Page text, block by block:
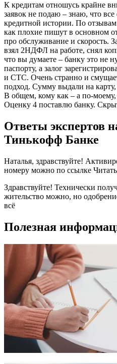
К кредитам отношусь крайне
заявок не подаю – знаю, что
кредитной истории. По
как плохие пишут в основном
про обслуживание и скорость.
взял 2НДФЛ на работе, снял
что вы думаете – банку это не
паспорту, а залог
и СТС. Очень странно и
подход. Сумму выдали на
В общем, кому как – а по-
Оценку 4 поставлю банку.
Ответы экспертов
Тинькофф Банке
Наталья, здравствуйте!
номеру можно по ссылке
Здравствуйте! Технически
жительство можно, но
всё
Полезная